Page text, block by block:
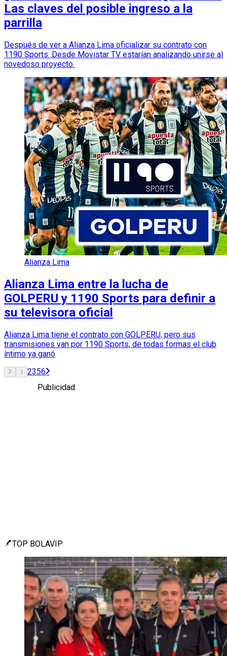
Las claves del posible ingreso a la
parrilla
Después de ver a Alianza Lima oficializar su contrato con
1190 Sports. Desde Movistar TV estarían analizando unirse al
novedoso proyecto.
Alianza Lima
Alianza Lima entre la lucha de
GOLPERU y 1190 Sports para definir a
su televisora oficial
Alianza Lima tiene el contrato con GOLPERU, pero sus
transmisiones van por 1190 Sports, de todas formas el club
íntimo ya ganó
1 2356
Publicidad
TOP BOLAVIP